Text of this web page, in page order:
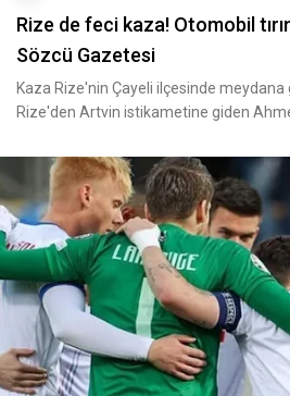
Rize de feci kaza! Otomobil
Sözcü Gazetesi
Kaza Rize'nin Çayeli ilçesinde meydana
Rize'den Artvin istikametine giden